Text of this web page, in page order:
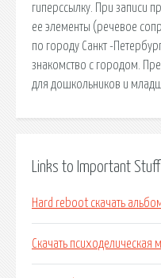
гиперссылку. При записи
ее элементы (речевое
по городу Санкт -
знакомство с городом.
для дошкольников и
Links to Important Stuff
Hard reboot скачать
Скачать психоделическая